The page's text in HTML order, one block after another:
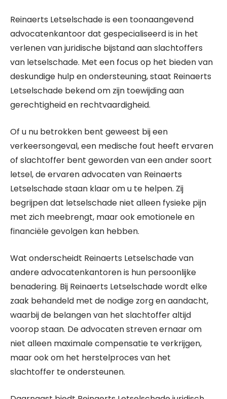
Reinaerts Letselschade is een toonaangevend
advocatenkantoor dat gespecialiseerd is in het
verlenen van juridische bijstand aan slachtoffers
van letselschade. Met een focus op het bieden van
deskundige hulp en ondersteuning, staat Reinaerts
Letselschade bekend om zijn toewijding aan
gerechtigheid en rechtvaardigheid.
Of u nu betrokken bent geweest bij een
verkeersongeval, een medische fout heeft ervaren
of slachtoffer bent geworden van een ander soort
letsel, de ervaren advocaten van Reinaerts
Letselschade staan klaar om u te helpen. Zij
begrijpen dat letselschade niet alleen fysieke pijn
met zich meebrengt, maar ook emotionele en
financiële gevolgen kan hebben.
Wat onderscheidt Reinaerts Letselschade van
andere advocatenkantoren is hun persoonlijke
benadering. Bij Reinaerts Letselschade wordt elke
zaak behandeld met de nodige zorg en aandacht,
waarbij de belangen van het slachtoffer altijd
voorop staan. De advocaten streven ernaar om
niet alleen maximale compensatie te verkrijgen,
maar ook om het herstelproces van het
slachtoffer te ondersteunen.